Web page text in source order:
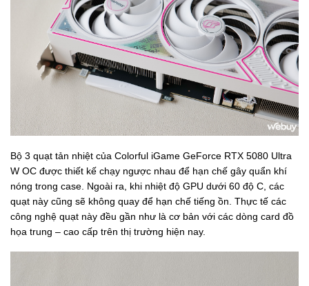
Bộ 3 quạt tản nhiệt của Colorful iGame GeForce RTX 5080 Ultra
W OC được thiết kế chạy ngược nhau để hạn chế gây quẩn khí
nóng trong case. Ngoài ra, khi nhiệt độ GPU dưới 60 độ C, các
quạt này cũng sẽ không quay để hạn chế tiếng ồn. Thực tế các
công nghệ quạt này đều gần như là cơ bản với các dòng card đồ
họa trung – cao cấp trên thị trường hiện nay.